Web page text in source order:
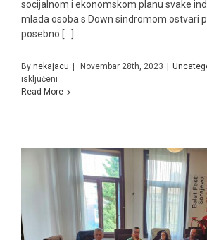
socijalnom i ekonomskom planu svake
mlada osoba s Down sindromom ostvari
posebno [...]
By nekajacu | Novembar 28th, 2023 |
isključeni
Read More